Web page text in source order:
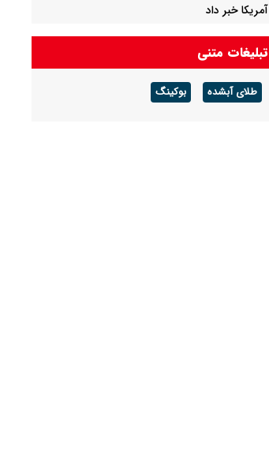
آمریکا خبر داد
تکذیب یک خبر درباره استعفای ذوالقدر
محسن رضایی: اجازه باز شدن مسیر دوم در تنگه
هرمز را نخواهیم داد
تبلیغات متنی
طلای آبشده بوکینگ